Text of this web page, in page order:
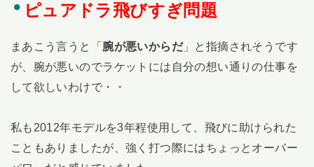
ピュアドラ飛びすぎ問題
まあこう言うと「腕が悪いからだ」と指摘されそうです
が、腕が悪いのでラケットには自分の想い通りの仕事を
して欲しいわけで・・
私も2012年モデルを3年程使用して、飛びに助けられた
こともありましたが、強く打つ際にはちょっとオーバー